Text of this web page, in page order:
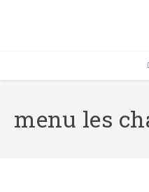
menu les